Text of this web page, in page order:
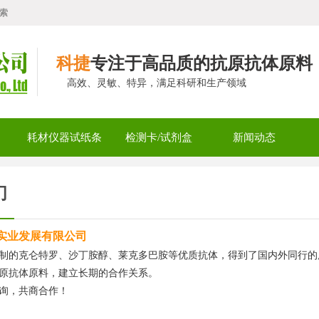
科捷专注于高品质的抗原抗体原料
高效、灵敏、特异，满足科研和生产领域
耗材仪器试纸条 检测卡/试剂盒 新闻动态
业发展有限公司
的克仑特罗、沙丁胺醇、莱克多巴胺等优质抗体，得到了国内外同行
抗体原料，建立长期的合作关系。
，共商合作！